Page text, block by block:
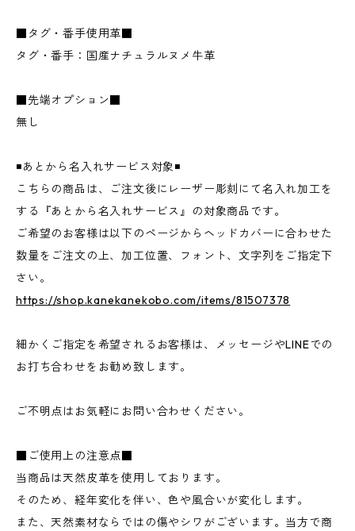
■タグ・番手使用革■
タグ・番手：国産ナチュラルヌメ牛革
■先端オプション■
無し
◾️あとから名入れサービス対象◾️
こちらの商品は、ご注文後にレーザー彫刻にて名入れ加工を
する『あとから名入れサービス』の対象商品です。
ご希望のお客様は以下のページからヘッドカバーに合わせた
数量をご注文の上、加工位置、フォント、文字列をご指定下
さい。
https://shop.kanekanekobo.com/items/81507378
細かくご指定を希望されるお客様は、メッセージやLINEでの
お打ち合わせをお勧め致します。
ご不明点はお気軽にお問い合わせください。
■ご使用上の注意点■
当商品は天然皮革を使用しております。
そのため、経年変化を伴い、色や風合いが変化します。
また、天然素材ならではの傷やシワがございます。当方で商